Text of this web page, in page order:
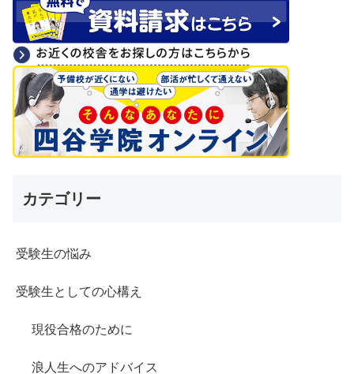
カテゴリー
受験生の悩み
受験生としての心構え
現役合格のために
浪人生へのアドバイス